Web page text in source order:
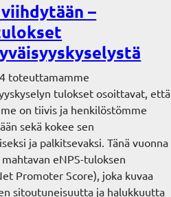
–
toteuttamamme
tulokset osoittavat, että
on tiivis ja henkilöstömme
sekä kokee sen
ja palkitsevaksi. Tänä vuonna
eNPS-tuloksen
Promoter Score), joka kuvaa
sitoutuneisuutta ja halukkuutta